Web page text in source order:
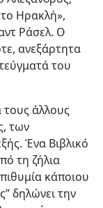
Ηρακλή»,
Ράσελ. Ο
ανεξάρτητα
του
τους άλλους
των
Ένα Βιβλικό
τη ζήλια
κάποιου
δηλώνει την